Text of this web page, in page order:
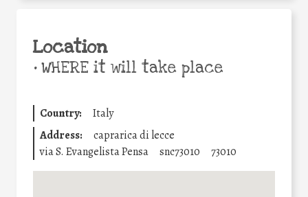
Location
•WHERE it will take place
Country:
Italy
Address:
caprarica di lecce
via S. Evangelista Pensa
snc73010 73010